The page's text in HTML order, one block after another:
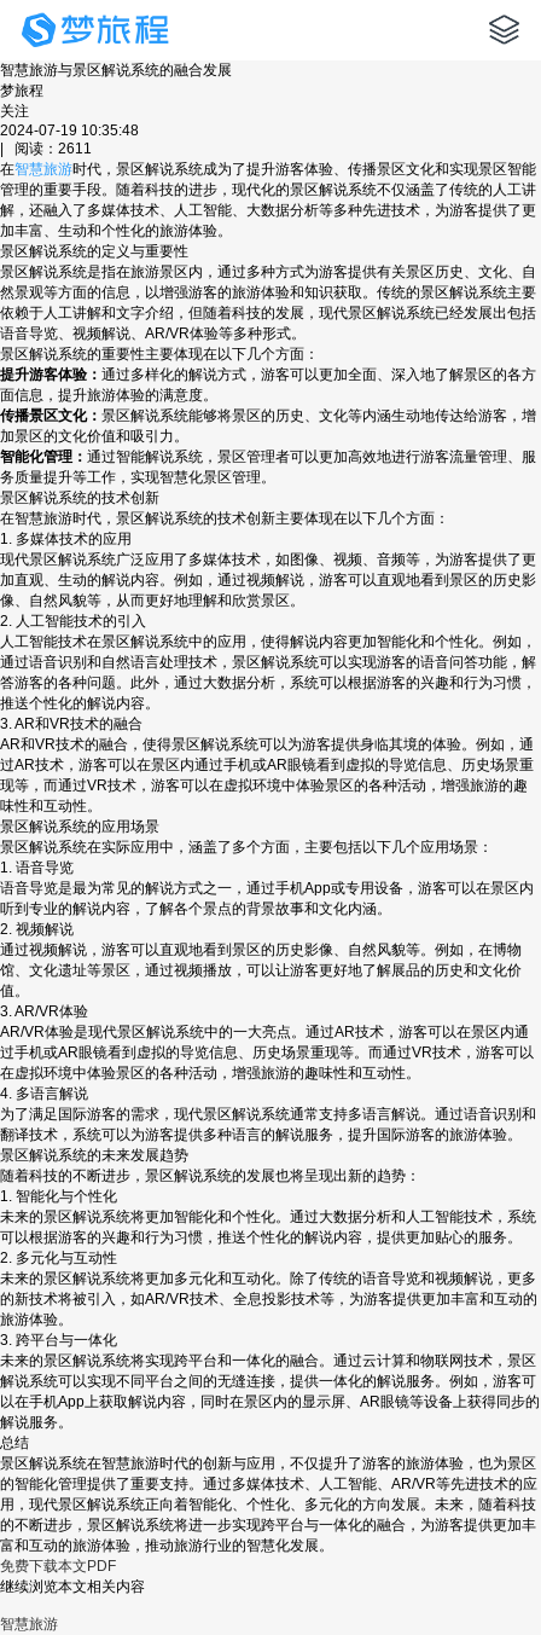
智慧旅游与景区解说系统的融合发展
梦旅程
关注
2024-07-19 10:35:48
| 阅读：2611
在智慧旅游时代，景区解说系统成为了提升游客体验、传播景区文化和实现景区智能
管理的重要手段。随着科技的进步，现代化的景区解说系统不仅涵盖了传统的人工讲
解，还融入了多媒体技术、人工智能、大数据分析等多种先进技术，为游客提供了更
加丰富、生动和个性化的旅游体验。
景区解说系统的定义与重要性
景区解说系统是指在旅游景区内，通过多种方式为游客提供有关景区历史、文化、自
然景观等方面的信息，以增强游客的旅游体验和知识获取。传统的景区解说系统主要
依赖于人工讲解和文字介绍，但随着科技的发展，现代景区解说系统已经发展出包括
语音导览、视频解说、AR/VR体验等多种形式。
景区解说系统的重要性主要体现在以下几个方面：
提升游客体验： 通过多样化的解说方式，游客可以更加全面、深入地了解景区的各方
面信息，提升旅游体验的满意度。
传播景区文化： 景区解说系统能够将景区的历史、文化等内涵生动地传达给游客，增
加景区的文化价值和吸引力。
智能化管理： 通过智能解说系统，景区管理者可以更加高效地进行游客流量管理、服
务质量提升等工作，实现智慧化景区管理。
景区解说系统的技术创新
在智慧旅游时代，景区解说系统的技术创新主要体现在以下几个方面：
1. 多媒体技术的应用
现代景区解说系统广泛应用了多媒体技术，如图像、视频、音频等，为游客提供了更
加直观、生动的解说内容。例如，通过视频解说，游客可以直观地看到景区的历史影
像、自然风貌等，从而更好地理解和欣赏景区。
2. 人工智能技术的引入
人工智能技术在景区解说系统中的应用，使得解说内容更加智能化和个性化。例如，
通过语音识别和自然语言处理技术，景区解说系统可以实现游客的语音问答功能，解
答游客的各种问题。此外，通过大数据分析，系统可以根据游客的兴趣和行为习惯，
推送个性化的解说内容。
3. AR和VR技术的融合
AR和VR技术的融合，使得景区解说系统可以为游客提供身临其境的体验。例如，通
过AR技术，游客可以在景区内通过手机或AR眼镜看到虚拟的导览信息、历史场景重
现等，而通过VR技术，游客可以在虚拟环境中体验景区的各种活动，增强旅游的趣
味性和互动性。
景区解说系统的应用场景
景区解说系统在实际应用中，涵盖了多个方面，主要包括以下几个应用场景：
1. 语音导览
语音导览是最为常见的解说方式之一，通过手机App或专用设备，游客可以在景区内
听到专业的解说内容，了解各个景点的背景故事和文化内涵。
2. 视频解说
通过视频解说，游客可以直观地看到景区的历史影像、自然风貌等。例如，在博物
馆、文化遗址等景区，通过视频播放，可以让游客更好地了解展品的历史和文化价
值。
3. AR/VR体验
AR/VR体验是现代景区解说系统中的一大亮点。通过AR技术，游客可以在景区内通
过手机或AR眼镜看到虚拟的导览信息、历史场景重现等。而通过VR技术，游客可以
在虚拟环境中体验景区的各种活动，增强旅游的趣味性和互动性。
4. 多语言解说
为了满足国际游客的需求，现代景区解说系统通常支持多语言解说。通过语音识别和
翻译技术，系统可以为游客提供多种语言的解说服务，提升国际游客的旅游体验。
景区解说系统的未来发展趋势
随着科技的不断进步，景区解说系统的发展也将呈现出新的趋势：
1. 智能化与个性化
未来的景区解说系统将更加智能化和个性化。通过大数据分析和人工智能技术，系统
可以根据游客的兴趣和行为习惯，推送个性化的解说内容，提供更加贴心的服务。
2. 多元化与互动性
未来的景区解说系统将更加多元化和互动化。除了传统的语音导览和视频解说，更多
的新技术将被引入，如AR/VR技术、全息投影技术等，为游客提供更加丰富和互动的
旅游体验。
3. 跨平台与一体化
未来的景区解说系统将实现跨平台和一体化的融合。通过云计算和物联网技术，景区
解说系统可以实现不同平台之间的无缝连接，提供一体化的解说服务。例如，游客可
以在手机App上获取解说内容，同时在景区内的显示屏、AR眼镜等设备上获得同步的
解说服务。
总结
景区解说系统在智慧旅游时代的创新与应用，不仅提升了游客的旅游体验，也为景区
的智能化管理提供了重要支持。通过多媒体技术、人工智能、AR/VR等先进技术的应
用，现代景区解说系统正向着智能化、个性化、多元化的方向发展。未来，随着科技
的不断进步，景区解说系统将进一步实现跨平台与一体化的融合，为游客提供更加丰
富和互动的旅游体验，推动旅游行业的智慧化发展。
免费下载本文PDF
继续浏览本文相关内容
智慧旅游